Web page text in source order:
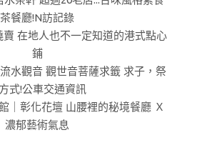
茶餐廳!N訪記錄
在地人也不一定知道的港式點心
鋪
水觀音 觀世音菩薩求籤 求子，祭
式!公車交通資訊
｜彰化花壇 山腰裡的秘境餐廳 Ｘ
濃郁藝術氣息